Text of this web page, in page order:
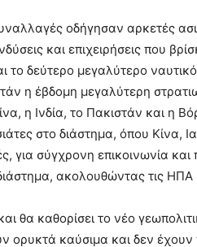
οδήγησαν αρκετές
και επιχειρήσεις που
δεύτερο μεγαλύτερο
η έβδομη μεγαλύτερη
η Ινδία, το Πακιστάν και η
στο διάστημα, όπου Κίνα,
για σύγχρονη επικοινωνία
ακολουθώντας τις
θα καθορίσει το νέο
καύσιμα και δεν